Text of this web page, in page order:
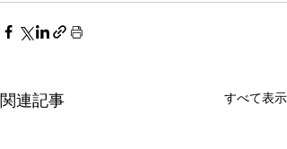
関連記事 すべて表示